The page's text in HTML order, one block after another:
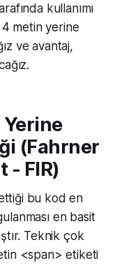
kullanımı
metin yerine
ve avantaj,
(Fahrner
- FIR)
bu kod en
en basit
Teknik çok
<span> etiketi